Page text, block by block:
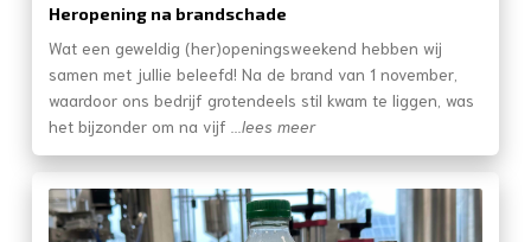
Heropening na brandschade
Wat een geweldig (her)openingsweekend hebben wij
samen met jullie beleefd! Na de brand van 1 november,
waardoor ons bedrijf grotendeels stil kwam te liggen, was
het bijzonder om na vijf
...lees meer